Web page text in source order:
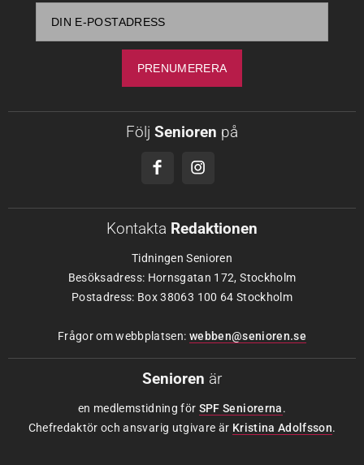
Följ Senioren på
Kontakta Redaktionen
Tidningen Senioren
Besöksadress: Hornsgatan 172, Stockholm
Postadress: Box 38063 100 64 Stockholm
Frågor om webbplatsen: webben@senioren.se
Senioren är
en medlemstidning för SPF Seniorerna.
Chefredaktör och ansvarig utgivare är Kristina Adolfsson.